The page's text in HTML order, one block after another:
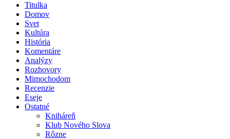
Titulka
Domov
Svet
Kultúra
História
Komentáre
Analýzy
Rozhovory
Mimochodom
Recenzie
Eseje
Ostatné
Kniháreň
Klub Nového Slova
Rôzne